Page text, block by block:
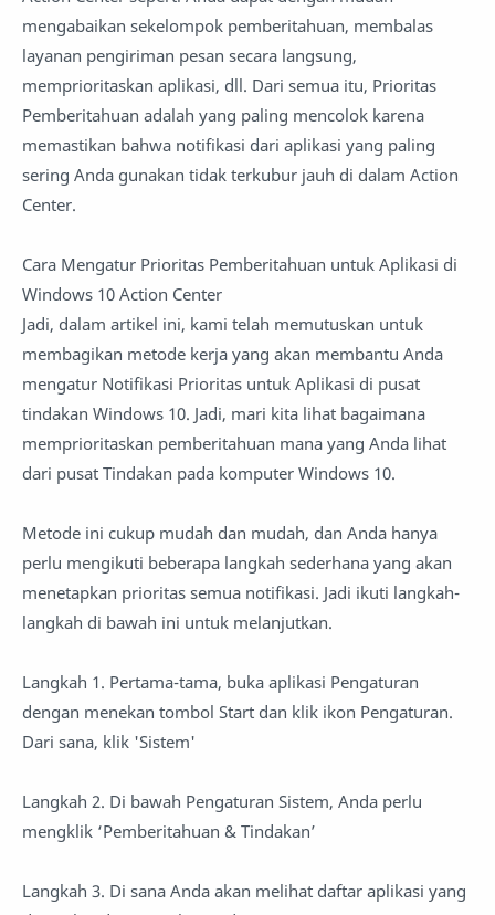
mengabaikan sekelompok pemberitahuan, membalas
layanan pengiriman pesan secara langsung,
memprioritaskan aplikasi, dll. Dari semua itu, Prioritas
Pemberitahuan adalah yang paling mencolok karena
memastikan bahwa notifikasi dari aplikasi yang paling
sering Anda gunakan tidak terkubur jauh di dalam Action
Center.
Cara Mengatur Prioritas Pemberitahuan untuk Aplikasi di
Windows 10 Action Center
Jadi, dalam artikel ini, kami telah memutuskan untuk
membagikan metode kerja yang akan membantu Anda
mengatur Notifikasi Prioritas untuk Aplikasi di pusat
tindakan Windows 10. Jadi, mari kita lihat bagaimana
memprioritaskan pemberitahuan mana yang Anda lihat
dari pusat Tindakan pada komputer Windows 10.
Metode ini cukup mudah dan mudah, dan Anda hanya
perlu mengikuti beberapa langkah sederhana yang akan
menetapkan prioritas semua notifikasi. Jadi ikuti langkah-
langkah di bawah ini untuk melanjutkan.
Langkah 1. Pertama-tama, buka aplikasi Pengaturan
dengan menekan tombol Start dan klik ikon Pengaturan.
Dari sana, klik 'Sistem'
Langkah 2. Di bawah Pengaturan Sistem, Anda perlu
mengklik ‘Pemberitahuan & Tindakan’
Langkah 3. Di sana Anda akan melihat daftar aplikasi yang